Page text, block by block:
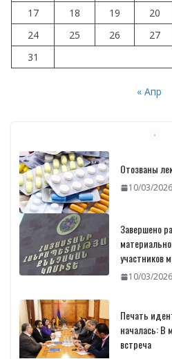
17
18 19 20
24
25 26 27
31
« Апр
Отозваны
10/03/2026
Завершено
участников
10/03/2026
Печать
началась: В
встреча